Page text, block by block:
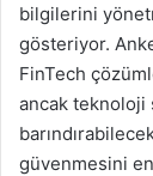
bilgilerini
gösteriyor.
FinTech
ancak
güvenmesini